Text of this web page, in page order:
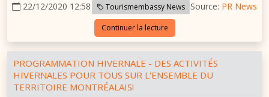
22/12/2020 12:58 Tourismembassy News Source: PR News
Continuer la lecture
PROGRAMMATION HIVERNALE - DES ACTIVITÉS
HIVERNALES POUR TOUS SUR L'ENSEMBLE DU
TERRITOIRE MONTRÉALAIS!